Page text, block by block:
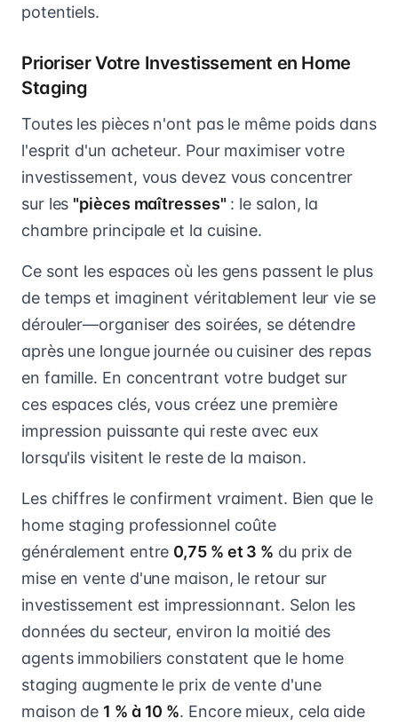
potentiels.
Prioriser Votre Investissement en Home
Staging
Toutes les pièces n'ont pas le même poids dans
l'esprit d'un acheteur. Pour maximiser votre
investissement, vous devez vous concentrer
sur les "pièces maîtresses" : le salon, la
chambre principale et la cuisine.
Ce sont les espaces où les gens passent le plus
de temps et imaginent véritablement leur vie se
dérouler—organiser des soirées, se détendre
après une longue journée ou cuisiner des repas
en famille. En concentrant votre budget sur
ces espaces clés, vous créez une première
impression puissante qui reste avec eux
lorsqu'ils visitent le reste de la maison.
Les chiffres le confirment vraiment. Bien que le
home staging professionnel coûte
généralement entre 0,75 % et 3 % du prix de
mise en vente d'une maison, le retour sur
investissement est impressionnant. Selon les
données du secteur, environ la moitié des
agents immobiliers constatent que le home
staging augmente le prix de vente d'une
maison de 1 % à 10 %. Encore mieux, cela aide